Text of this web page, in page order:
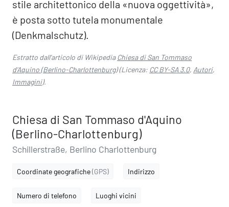
stile architettonico della «nuova oggettività»,
è posta sotto tutela monumentale
(Denkmalschutz).
Estratto dall'articolo di WikipediaChiesa di San Tommaso
d'Aquino (Berlino-Charlottenburg)(Licenza: CC BY-SA 3.0, Autori,
Immagini).
Chiesa di San Tommaso d'Aquino
(Berlino-Charlottenburg)
Schillerstraße, Berlino Charlottenburg
Coordinate geografiche(GPS) Indirizzo
Numero di telefono Luoghi vicini